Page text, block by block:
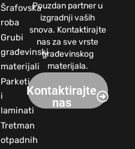
Šrafovska
roba
Grubi
građevinski
materijali
Parketi
i
laminati
Tretman
otpadnih
Pouzdan partner u
izgradnji vaših
snova. Kontaktirajte
nas za sve vrste
građevinskog
materijala.
Kontaktirajte
nas